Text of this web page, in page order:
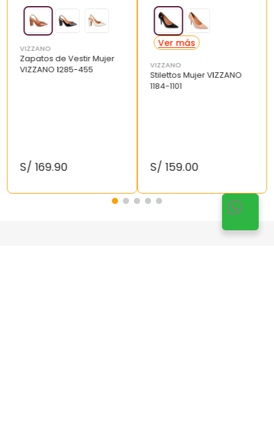
VIZZANO
Zapatos de Vestir Mujer
VIZZANO 1285-455
S/ 169.90
VIZZANO
Stilettos Mujer VIZZANO
1184-1101
S/ 159.00